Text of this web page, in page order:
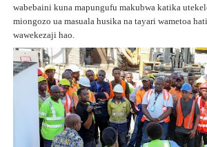
wabebaini kuna mapungufu makubwa katika
miongozo ua masuala husika na tayari wametoa
wawekezaji hao.